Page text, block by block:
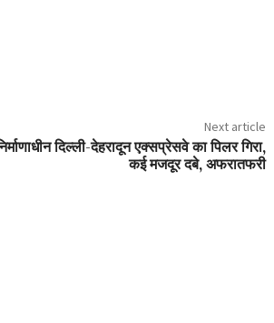
Next article
दिल्ली-देहरादून एक्सप्रेसवे का पिलर गिरा,
कई मजदूर दबे, अफरातफरी